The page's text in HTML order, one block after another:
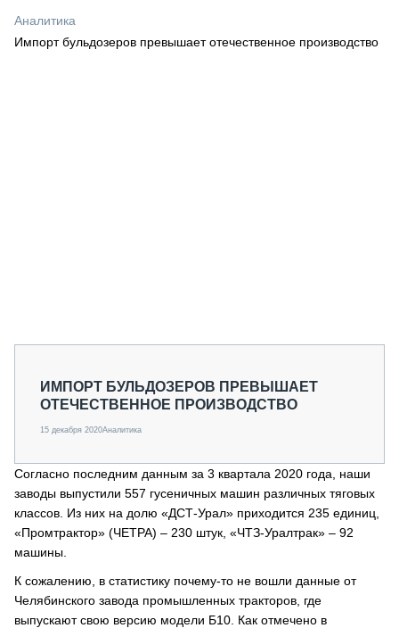
СПЕЦПРОЕКТЫ
Аналитика
Импорт бульдозеров превышает отечественное производство
ИМПОРТ БУЛЬДОЗЕРОВ ПРЕВЫШАЕТ
ОТЕЧЕСТВЕННОЕ ПРОИЗВОДСТВО
15 декабря 2020Аналитика
Согласно последним данным за 3 квартала 2020 года, наши
заводы выпустили 557 гусеничных машин различных тяговых
классов. Из них на долю «ДСТ-Урал» приходится 235 единиц,
«Промтрактор» (ЧЕТРА) – 230 штук, «ЧТЗ-Уралтрак» – 92
машины.
К сожалению, в статистику почему-то не вошли данные от
Челябинского завода промышленных тракторов, где
выпускают свою версию модели Б10. Как отмечено в